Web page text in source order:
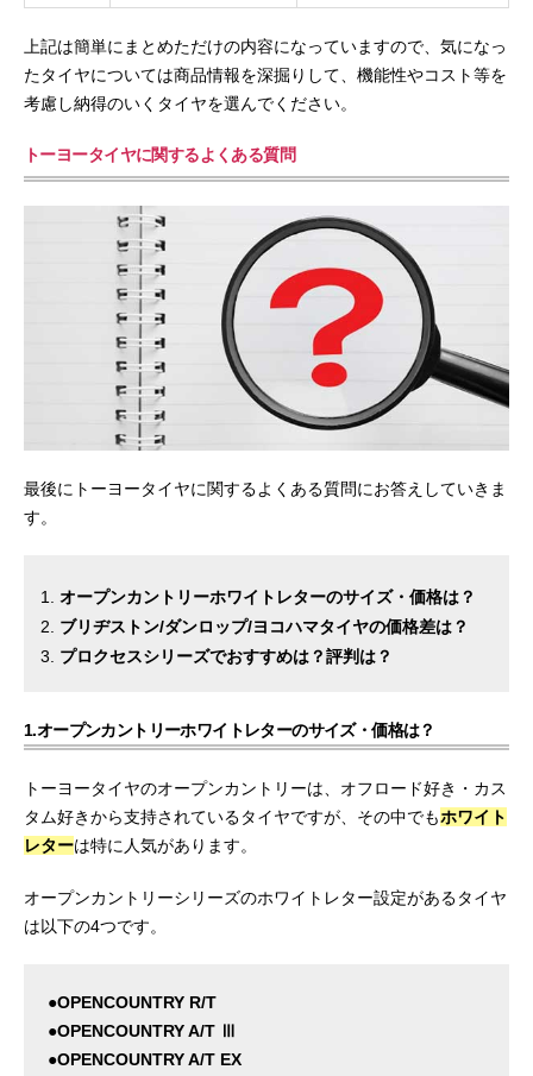
上記は簡単にまとめただけの内容になっていますので、気になっ
たタイヤについては商品情報を深掘りして、機能性やコスト等を
考慮し納得のいくタイヤを選んでください。
トーヨータイヤに関するよくある質問
最後にトーヨータイヤに関するよくある質問にお答えしていきま
す。
オープンカントリーホワイトレターのサイズ・価格は？
ブリヂストン/ダンロップ/ヨコハマタイヤの価格差は？
プロクセスシリーズでおすすめは？評判は？
1.オープンカントリーホワイトレターのサイズ・価格は？
トーヨータイヤのオープンカントリーは、オフロード好き・カス
タム好きから支持されているタイヤですが、その中でもホワイト
レターは特に人気があります。
オープンカントリーシリーズのホワイトレター設定があるタイヤ
は以下の4つです。
●OPENCOUNTRY R/T
●OPENCOUNTRY A/T Ⅲ
●OPENCOUNTRY A/T EX